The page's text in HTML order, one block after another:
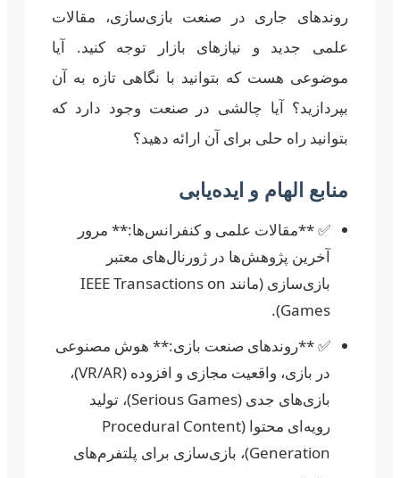
روندهای جاری در صنعت بازی‌سازی، مقالات
علمی جدید و نیازهای بازار توجه کنید. آیا
موضوعی هست که بتوانید با نگاهی تازه به آن
بپردازید؟ آیا چالشی در صنعت وجود دارد که
بتوانید راه حلی برای آن ارائه دهید؟
منابع الهام و ایده‌یابی
✅ **مقالات علمی و کنفرانس‌ها:** مرور
آخرین پژوهش‌ها در ژورنال‌های معتبر
بازی‌سازی (مانند IEEE Transactions on
Games).
✅ **روندهای صنعت بازی:** هوش مصنوعی
در بازی، واقعیت مجازی و افزوده (VR/AR)،
بازی‌های جدی (Serious Games)، تولید
رویه‌ای محتوا (Procedural Content
Generation)، بازی‌سازی برای پلتفرم‌های